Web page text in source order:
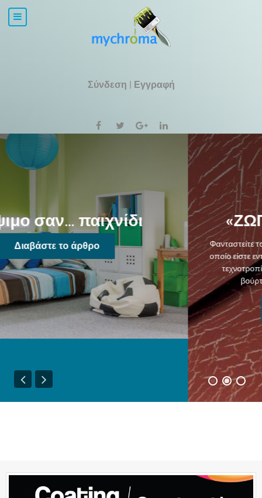
Σύνδεση | Εγγραφή
«ΖΩΓΡΑΦΙΚΗ»… ΤΟΙΧΟΥ
Φανταστείτε τον τοίχο σας σαν ένα μεγάλο καμβά πάνω στον
οποίο είστε εντελώς ελεύθεροι να δημιουργήσετε τη δική σας
τεχνοτροπία, το δικό σας «ζωγραφικό» έργο με πινέλα,
βούρτσες, σφουγγάρια, πανιά ή άλλα υλικά.
Διαβάστε το άρθρο